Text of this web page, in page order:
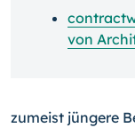
von
zumeist jüngere